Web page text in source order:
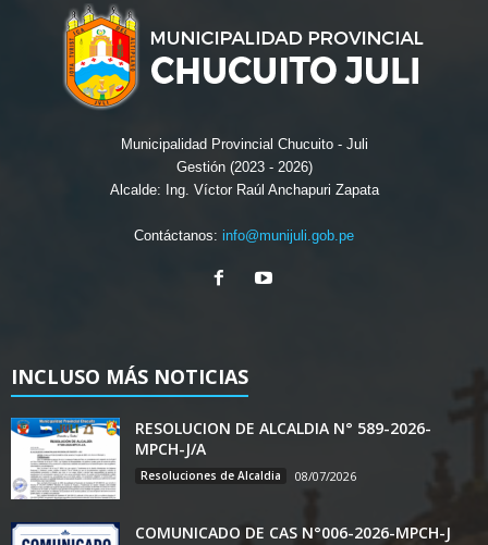
Municipalidad Provincial Chucuito - Juli
Gestión (2023 - 2026)
Alcalde: Ing. Víctor Raúl Anchapuri Zapata
Contáctanos: info@munijuli.gob.pe
INCLUSO MÁS NOTICIAS
RESOLUCION DE ALCALDIA N° 589-2026-
MPCH-J/A
Resoluciones de Alcaldia 08/07/2026
COMUNICADO DE CAS N°006-2026-MPCH-J